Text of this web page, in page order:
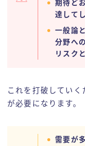
期待ど
達して
一般論
分野へ
リスク
これを打破してい
が必要になります。
需要が